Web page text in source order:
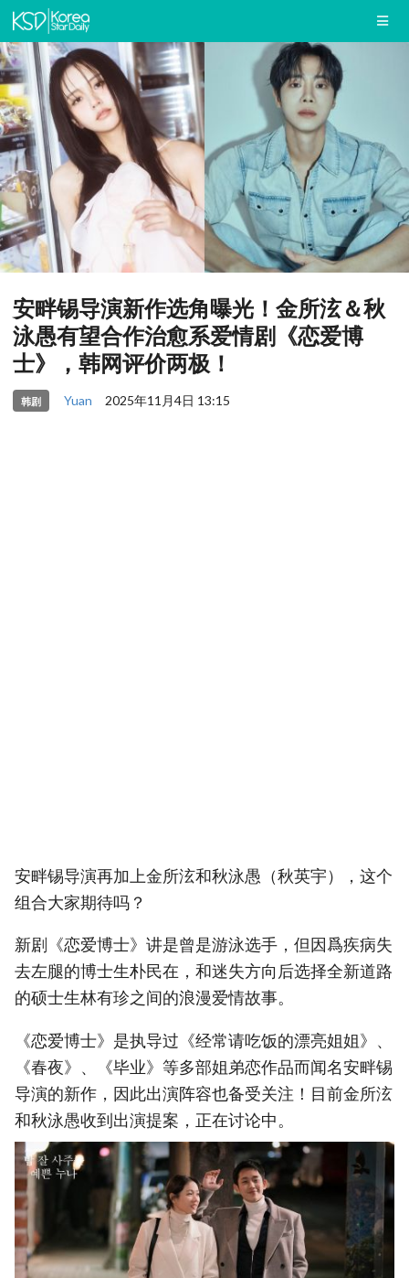
安畔锡导演新作选角曝光！金所泫＆秋
泳愚有望合作治愈系爱情剧《恋爱博
士》，韩网评价两极！
韩剧 Yuan 2025年11月4日 13:15
安畔锡导演再加上金所泫和秋泳愚（秋英宇），这个
组合大家期待吗？
新剧《恋爱博士》讲是曾是游泳选手，但因爲疾病失
去左腿的博士生朴民在，和迷失方向后选择全新道路
的硕士生林有珍之间的浪漫爱情故事。
《恋爱博士》是执导过《经常请吃饭的漂亮姐姐》、
《春夜》、《毕业》等多部姐弟恋作品而闻名安畔锡
导演的新作，因此出演阵容也备受关注！目前金所泫
和秋泳愚收到出演提案，正在讨论中。